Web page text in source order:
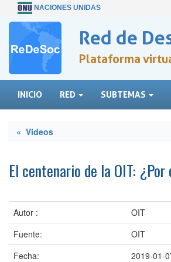
NACIONES UNIDAS
Red de
Plataforma
INICIO RED SUBTEMAS
« Videos
El centenario de la OIT:
Autor :
OIT
Fuente:
OIT
Fecha:
2019-01-